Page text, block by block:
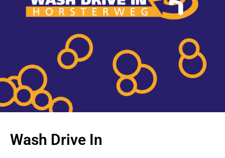
Wash Drive In